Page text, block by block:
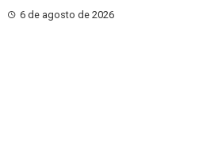
6 de agosto de 2026